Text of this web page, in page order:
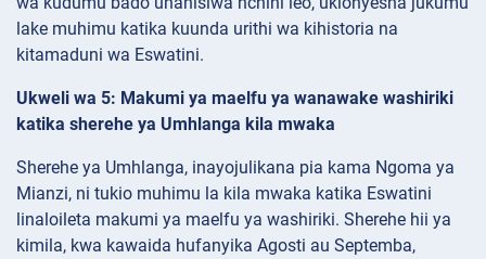
lake muhimu katika kuunda urithi wa kihistoria na
kitamaduni wa Eswatini.
Ukweli wa 5: Makumi ya maelfu ya wanawake washiriki
katika sherehe ya Umhlanga kila mwaka
Sherehe ya Umhlanga, inayojulikana pia kama Ngoma ya
Mianzi, ni tukio muhimu la kila mwaka katika Eswatini
linaloileta makumi ya maelfu ya washiriki. Sherehe hii ya
kimila, kwa kawaida hufanyika Agosti au Septemba,